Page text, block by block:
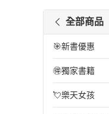
全部商品
🎯新書優惠
🉐獨家書籍
💘樂天女孩